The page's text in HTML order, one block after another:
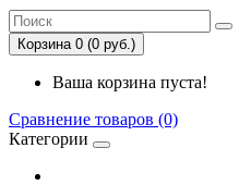
Корзина 0 (0 руб.)
Ваша корзина пуста!
Сравнение товаров (0)
Категории